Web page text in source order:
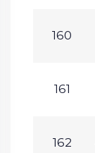
160
161
162